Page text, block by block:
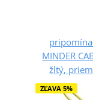
MINDER
žltý,
ZĽAVA 5%